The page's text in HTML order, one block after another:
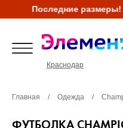
Последние
Краснодар
Главная / Одежда /
ФУТБОЛКА